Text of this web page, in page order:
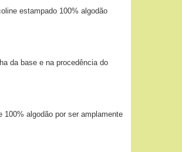
estampado 100% algodão
da base e na procedência do
algodão por ser amplamente